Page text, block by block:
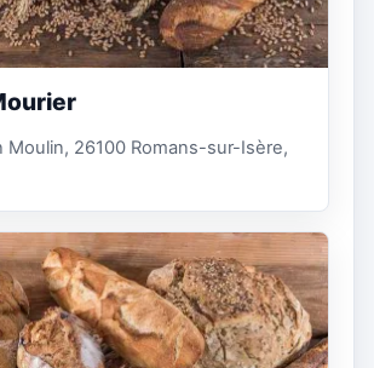
Moulin, 26100 Romans-sur-Isère,